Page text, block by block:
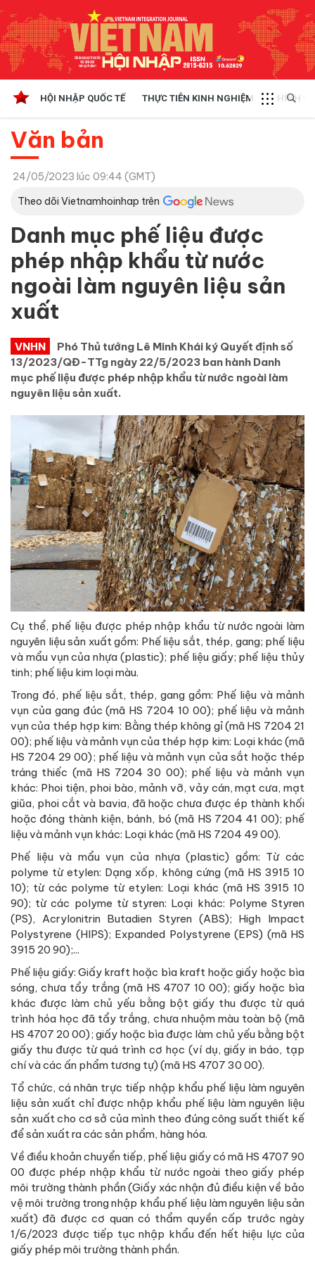
HỘI NHẬP QUỐC TẾ THỰC TIỄN KINH NGHIỆM CHÍNH
Văn bản
24/05/2023 lúc 09:44 (GMT)
Theo dõi Vietnamhoinhap trên
Danh mục phế liệu được
phép nhập khẩu từ nước
ngoài làm nguyên liệu sản
xuất
VNHN
Phó Thủ tướng Lê Minh Khái ký Quyết định số
13/2023/QĐ-TTg ngày 22/5/2023 ban hành Danh
mục phế liệu được phép nhập khẩu từ nước ngoài làm
nguyên liệu sản xuất.
Cụ thể, phế liệu được phép nhập khẩu từ nước ngoài làm
nguyên liệu sản xuất gồm: Phế liệu sắt, thép, gang; phế liệu
và mẩu vụn của nhựa (plastic); phế liệu giấy; phế liệu thủy
tinh; phế liệu kim loại màu.
Trong đó, phế liệu sắt, thép, gang gồm: Phế liệu và mảnh
vụn của gang đúc (mã HS 7204 10 00); phế liệu và mảnh
vụn của thép hợp kim: Bằng thép không gỉ (mã HS 7204 21
00); phế liệu và mảnh vụn của thép hợp kim: Loại khác (mã
HS 7204 29 00); phế liệu và mảnh vụn của sắt hoặc thép
tráng thiếc (mã HS 7204 30 00); phế liệu và mảnh vụn
khác: Phoi tiện, phoi bào, mảnh vỡ, vảy cán, mạt cưa, mạt
giũa, phoi cắt và bavia, đã hoặc chưa được ép thành khối
hoặc đóng thành kiện, bánh, bó (mã HS 7204 41 00); phế
liệu và mảnh vụn khác: Loại khác (mã HS 7204 49 00).
Phế liệu và mẩu vụn của nhựa (plastic) gồm: Từ các
polyme từ etylen: Dạng xốp, không cứng (mã HS 3915 10
10); từ các polyme từ etylen: Loại khác (mã HS 3915 10
90); từ các polyme từ styren: Loại khác: Polyme Styren
(PS), Acrylonitrin Butadien Styren (ABS); High Impact
Polystyrene (HIPS); Expanded Polystyrene (EPS) (mã HS
3915 20 90);...
Phế liệu giấy: Giấy kraft hoặc bìa kraft hoặc giấy hoặc bìa
sóng, chưa tẩy trắng (mã HS 4707 10 00); giấy hoặc bìa
khác được làm chủ yếu bằng bột giấy thu được từ quá
trình hóa học đã tẩy trắng, chưa nhuộm màu toàn bộ (mã
HS 4707 20 00); giấy hoặc bìa được làm chủ yếu bằng bột
giấy thu được từ quá trình cơ học (ví dụ, giấy in báo, tạp
chí và các ấn phẩm tương tự) (mã HS 4707 30 00).
Tổ chức, cá nhân trực tiếp nhập khẩu phế liệu làm nguyên
liệu sản xuất chỉ được nhập khẩu phế liệu làm nguyên liệu
sản xuất cho cơ sở của mình theo đúng công suất thiết kế
để sản xuất ra các sản phẩm, hàng hóa.
Về điều khoản chuyển tiếp, phế liệu giấy có mã HS 4707 90
00 được phép nhập khẩu từ nước ngoài theo giấy phép
môi trường thành phần (Giấy xác nhận đủ điều kiện về bảo
vệ môi trường trong nhập khẩu phế liệu làm nguyên liệu sản
xuất) đã được cơ quan có thẩm quyền cấp trước ngày
1/6/2023 được tiếp tục nhập khẩu đến hết hiệu lực của
giấy phép môi trường thành phần.